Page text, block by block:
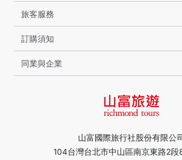
山富國際旅行社股份有限公
104台灣台北市中山區南京東路2段
旅客服務
訂購須知
同業與企業